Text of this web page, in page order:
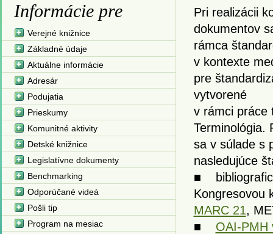
Pri realizácii
dokumentov
rámca
v kontexte
pre
vytvorené
v rámci práce
Terminológia.
sa v súlade s
nasledujúce
■
Kongresovou
MARC 21,
■ OAI-PMH
Informácie pre
Verejné knižnice
Základné údaje
Aktuálne informácie
Adresár
Podujatia
Prieskumy
Komunitné aktivity
Detské knižnice
Legislatívne dokumenty
Benchmarking
Odporúčané videá
Pošli tip
Program na mesiac